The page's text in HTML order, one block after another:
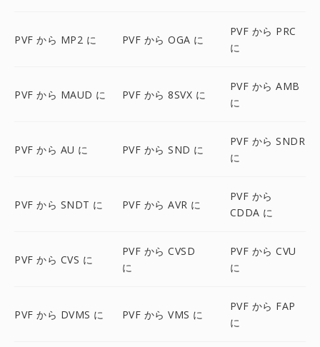
PVF から MP2 に PVF から OGA に
PVF から PRC
に
PVF から MAUD に PVF から 8SVX に
PVF から AMB
に
PVF から AU に PVF から SND に
PVF から SNDR
に
PVF から SNDT に PVF から AVR に
PVF から
CDDA に
PVF から CVS に
PVF から CVSD
に
PVF から CVU
に
PVF から DVMS に PVF から VMS に
PVF から FAP
に